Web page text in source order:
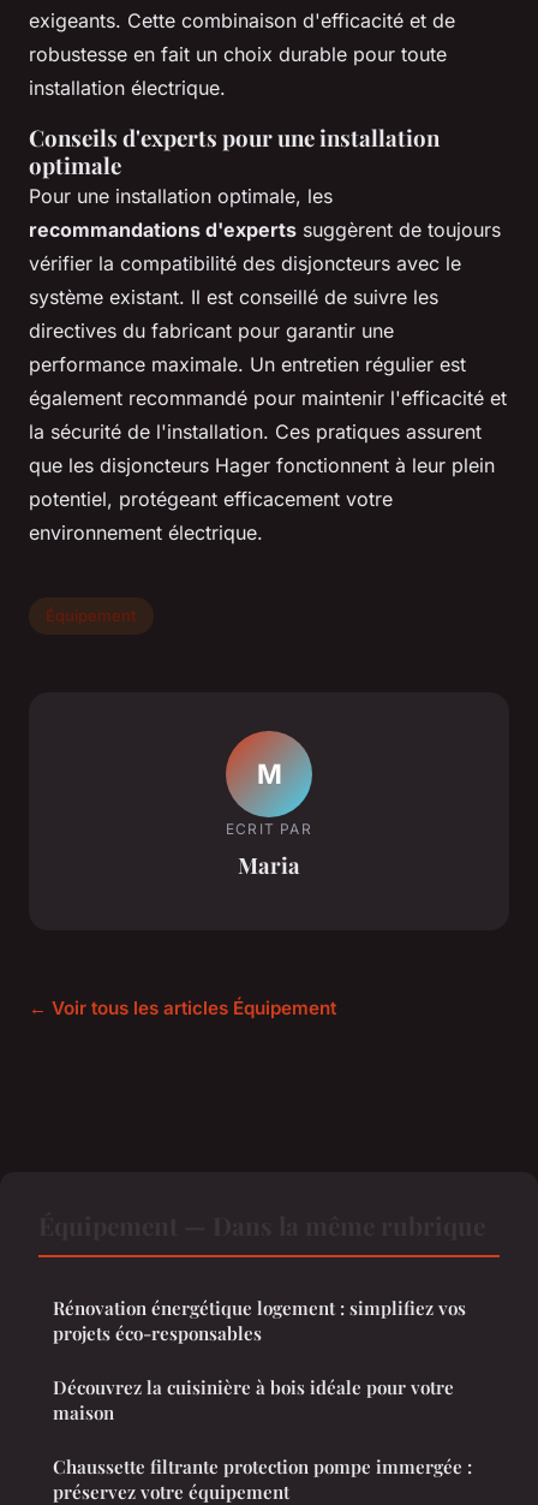
exigeants. Cette combinaison d'efficacité et de
robustesse en fait un choix durable pour toute
installation électrique.
Conseils d'experts pour une installation
optimale
Pour une installation optimale, les
recommandations d'experts suggèrent de toujours
vérifier la compatibilité des disjoncteurs avec le
système existant. Il est conseillé de suivre les
directives du fabricant pour garantir une
performance maximale. Un entretien régulier est
également recommandé pour maintenir l'efficacité et
la sécurité de l'installation. Ces pratiques assurent
que les disjoncteurs Hager fonctionnent à leur plein
potentiel, protégeant efficacement votre
environnement électrique.
Équipement
M
ECRIT PAR
Maria
← Voir tous les articles Équipement
Rénovation énergétique logement : simplifiez vos
projets éco-responsables
Découvrez la cuisinière à bois idéale pour votre
maison
Chaussette filtrante protection pompe immergée :
préservez votre équipement